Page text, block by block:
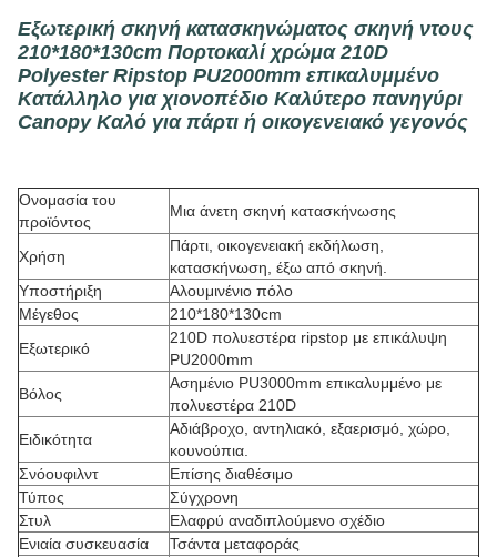
Εξωτερική σκηνή κατασκηνώματος σκηνή ντους
210*180*130cm Πορτοκαλί χρώμα 210D
Polyester Ripstop PU2000mm επικαλυμμένο
Κατάλληλο για χιονοπέδιο Καλύτερο πανηγύρι
Canopy Καλό για πάρτι ή οικογενειακό γεγονός
Ονομασία του
προϊόντος
Μια άνετη σκηνή κατασκήνωσης
Χρήση
Πάρτι, οικογενειακή εκδήλωση,
κατασκήνωση, έξω από σκηνή.
Υποστήριξη
Αλουμινένιο πόλο
Μέγεθος
210*180*130cm
Εξωτερικό
210D πολυεστέρα ripstop με επικάλυψη
PU2000mm
Βόλος
Ασημένιο PU3000mm επικαλυμμένο με
πολυεστέρα 210D
Ειδικότητα
Αδιάβροχο, αντηλιακό, εξαερισμό, χώρο,
κουνούπια.
Σνόουφιλντ
Επίσης διαθέσιμο
Τύπος
Σύγχρονη
Στυλ
Ελαφρύ αναδιπλούμενο σχέδιο
Ενιαία συσκευασία
Τσάντα μεταφοράς